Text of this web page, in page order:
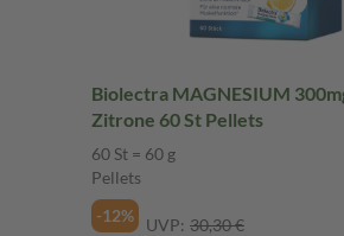
Biolectra MAGNESIUM
Zitrone 60 St Pellets
60 St = 60 g
Pellets
-12%
UVP: 30,30 €